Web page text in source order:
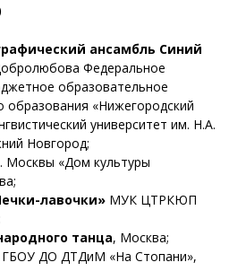
ансамбль Синий
Федеральное
образовательное
образования «Нижегородский
университет им. Н.А.
Новгород;
Москвы «Дом культуры
лавочки» МУК ЦТРКЮП
танца, Москва;
ГБОУ ДО ДТДиМ «На Стопани»,